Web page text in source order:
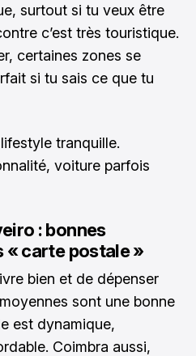
surtout si tu veux être
c’est très touristique.
certaines zones se
si tu sais ce que tu
tranquille.
voiture parfois
: bonnes
« carte postale »
bien et de dépenser
sont une bonne
est dynamique,
Coimbra aussi,